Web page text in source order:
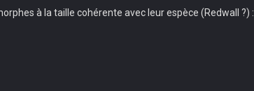
à la taille cohérente avec leur espèce (Redwall ?) :